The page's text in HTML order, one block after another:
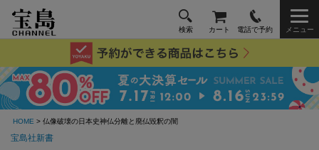
検索 カート 電話で予約 メニュー
HOME > 仏像破壊の日本史神仏分離と廃仏毀釈の闇
宝島社新書